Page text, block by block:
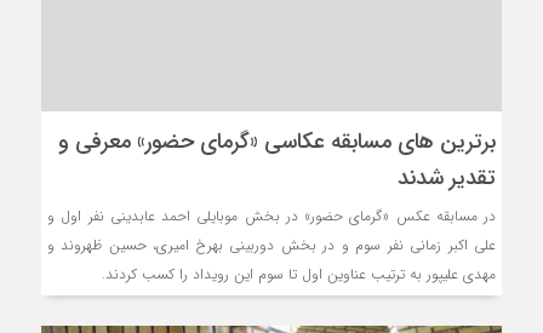
برترین های مسابقه عکاسی «گرمای حضور» معرفی و
تقدیر شدند
در مسابقه عکس «گرمای حضور» در بخش موبایلی احمد عابدینی نفر اول و
علی اکبر زمانی نفر سوم و در بخش دوربینی بهرخ امیری، حسین ظهروند و
مهدی علیپور به ترتیب عناوین اول تا سوم این رویداد را کسب کردند.